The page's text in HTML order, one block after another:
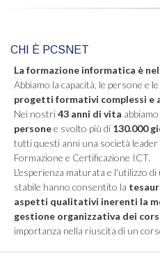
CHI È PCSNET
La formazione informatica è
Abbiamo la capacità, le persone e
progetti formativi complessi e
Nei nostri43 anni di vita
personee svolto più di 130.000
tutti questi anni una società leader
Formazione e Certificazione ICT.
L'esperienza maturata e l'utilizzo
stabile hanno consentito la
aspetti qualitativi inerenti la
gestione organizzativa dei
importanza nella riuscita di un